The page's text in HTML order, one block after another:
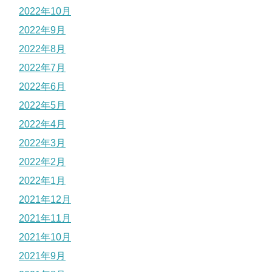
2022年10月
2022年9月
2022年8月
2022年7月
2022年6月
2022年5月
2022年4月
2022年3月
2022年2月
2022年1月
2021年12月
2021年11月
2021年10月
2021年9月